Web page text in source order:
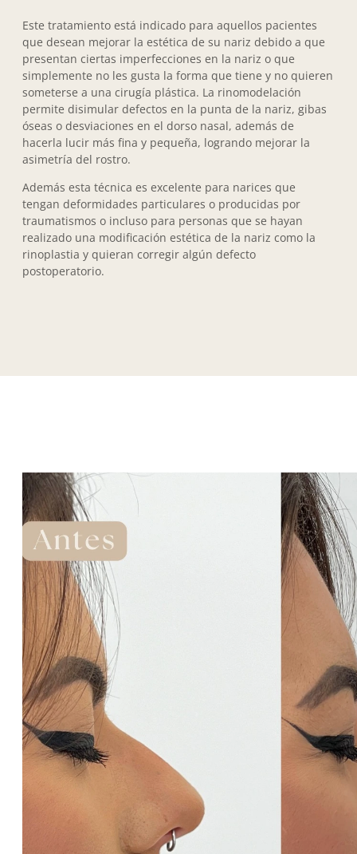
Este tratamiento está indicado para aquellos pacientes
que desean mejorar la estética de su nariz debido a que
presentan ciertas imperfecciones en la nariz o que
simplemente no les gusta la forma que tiene y no quieren
someterse a una cirugía plástica. La rinomodelación
permite disimular defectos en la punta de la nariz, gibas
óseas o desviaciones en el dorso nasal, además de
hacerla lucir más fina y pequeña, logrando mejorar la
asimetría del rostro.
Además esta técnica es excelente para narices que
tengan deformidades particulares o producidas por
traumatismos o incluso para personas que se hayan
realizado una modificación estética de la nariz como la
rinoplastia y quieran corregir algún defecto
postoperatorio.